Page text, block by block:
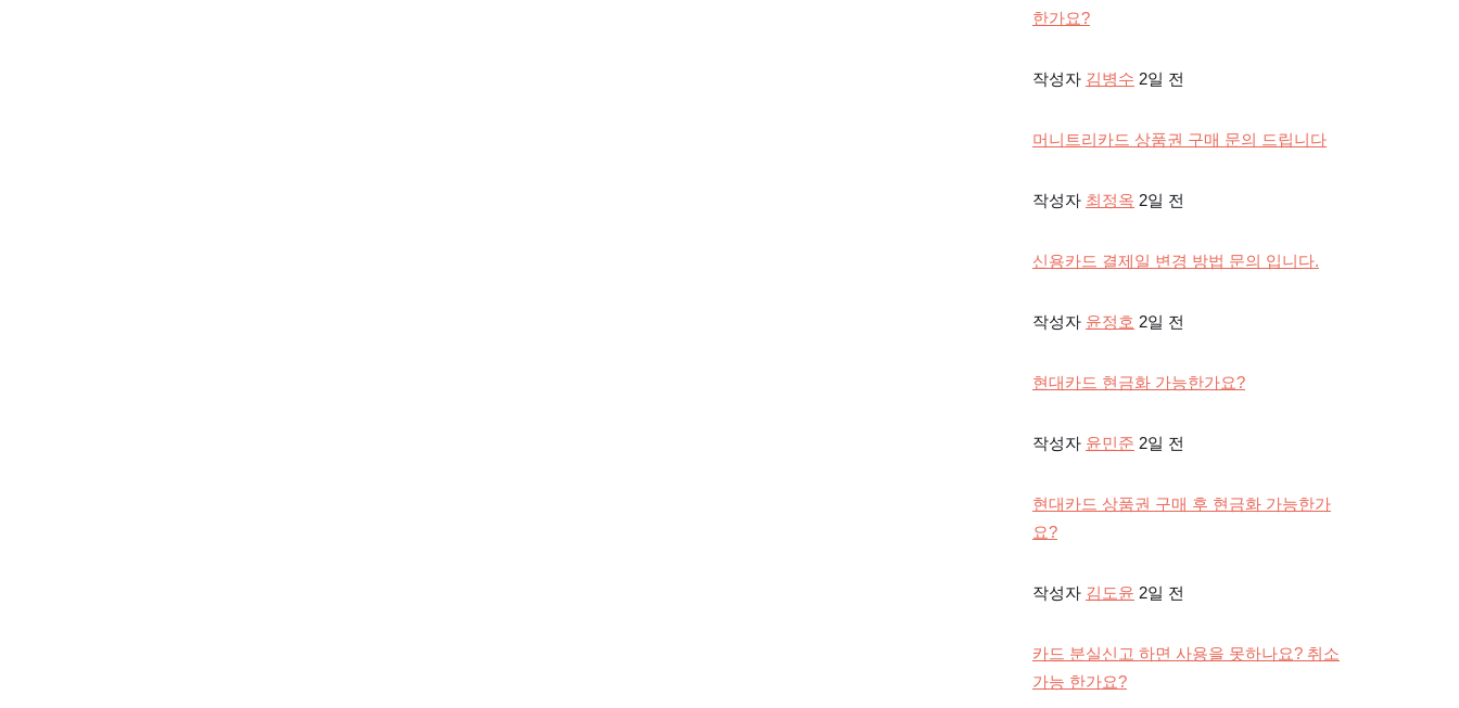
한가요?
작성자 김병수 2일 전
머니트리카드 상품권 구매 문의 드립니다
작성자 최정옥 2일 전
신용카드 결제일 변경 방법 문의 입니다.
작성자 윤정호 2일 전
현대카드 현금화 가능한가요?
작성자 윤민준 2일 전
현대카드 상품권 구매 후 현금화 가능한가
요?
작성자 김도윤 2일 전
카드 분실신고 하면 사용을 못하나요? 취소
가능 한가요?